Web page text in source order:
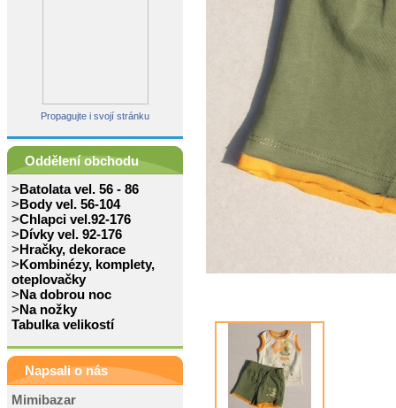
Propagujte i svojí stránku
Oddělení obchodu
>Batolata vel. 56 - 86
>Body vel. 56-104
>Chlapci vel.92-176
>Dívky vel. 92-176
>Hračky, dekorace
>Kombinézy, komplety,
oteplovačky
>Na dobrou noc
>Na nožky
Tabulka velikostí
Napsali o nás
Mimibazar